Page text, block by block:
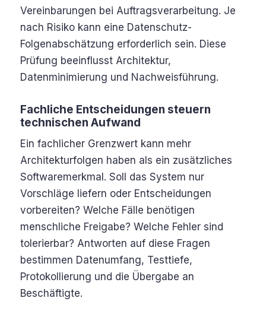
Vereinbarungen bei Auftragsverarbeitung. Je
nach Risiko kann eine Datenschutz-
Folgenabschätzung erforderlich sein. Diese
Prüfung beeinflusst Architektur,
Datenminimierung und Nachweisführung.
Fachliche Entscheidungen steuern
technischen Aufwand
Ein fachlicher Grenzwert kann mehr
Architekturfolgen haben als ein zusätzliches
Softwaremerkmal. Soll das System nur
Vorschläge liefern oder Entscheidungen
vorbereiten? Welche Fälle benötigen
menschliche Freigabe? Welche Fehler sind
tolerierbar? Antworten auf diese Fragen
bestimmen Datenumfang, Testtiefe,
Protokollierung und die Übergabe an
Beschäftigte.